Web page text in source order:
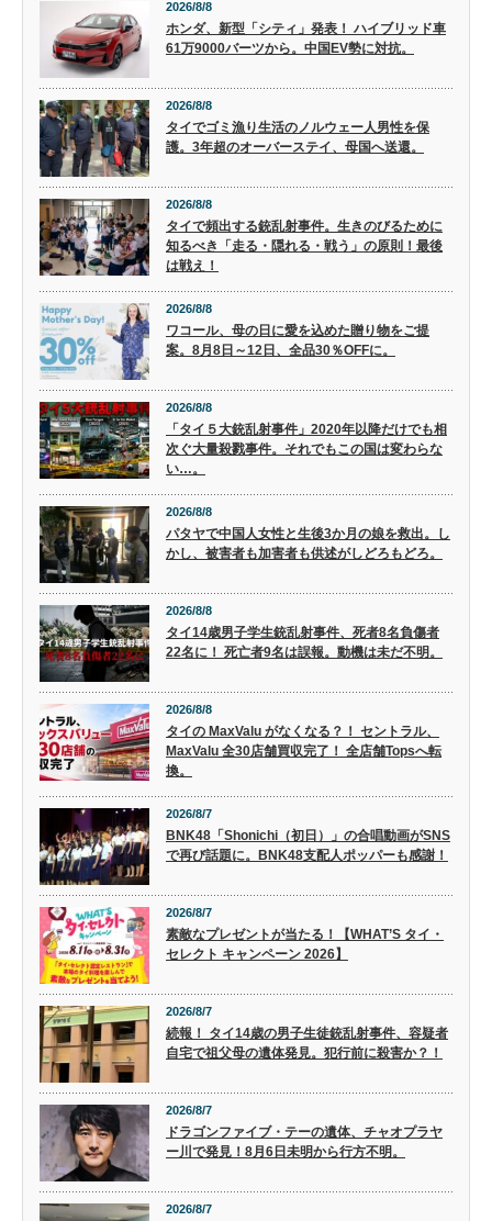
2026/8/8
ホンダ、新型「シティ」発表！ ハイブリッド車
61万9000バーツから。中国EV勢に対抗。
2026/8/8
タイでゴミ漁り生活のノルウェー人男性を保
護。3年超のオーバーステイ、母国へ送還。
2026/8/8
タイで頻出する銃乱射事件。生きのびるために
知るべき「走る・隠れる・戦う」の原則！最後
は戦え！
2026/8/8
ワコール、母の日に愛を込めた贈り物をご提
案。8月8日～12日、全品30％OFFに。
2026/8/8
「タイ５大銃乱射事件」2020年以降だけでも相
次ぐ大量殺戮事件。それでもこの国は変わらな
い…。
2026/8/8
パタヤで中国人女性と生後3か月の娘を救出。し
かし、被害者も加害者も供述がしどろもどろ。
2026/8/8
タイ14歳男子学生銃乱射事件、死者8名負傷者
22名に！ 死亡者9名は誤報。動機は未だ不明。
2026/8/8
タイの MaxValu がなくなる？！ セントラル、
MaxValu 全30店舗買収完了！ 全店舗Topsへ転
換。
2026/8/7
BNK48「Shonichi（初日）」の合唱動画がSNS
で再び話題に。BNK48支配人ポッパーも感謝！
2026/8/7
素敵なプレゼントが当たる！【WHAT’S タイ・
セレクト キャンペーン 2026】
2026/8/7
続報！ タイ14歳の男子生徒銃乱射事件、容疑者
自宅で祖父母の遺体発見。犯行前に殺害か？！
2026/8/7
ドラゴンファイブ・テーの遺体、チャオプラヤ
ー川で発見！8月6日未明から行方不明。
2026/8/7